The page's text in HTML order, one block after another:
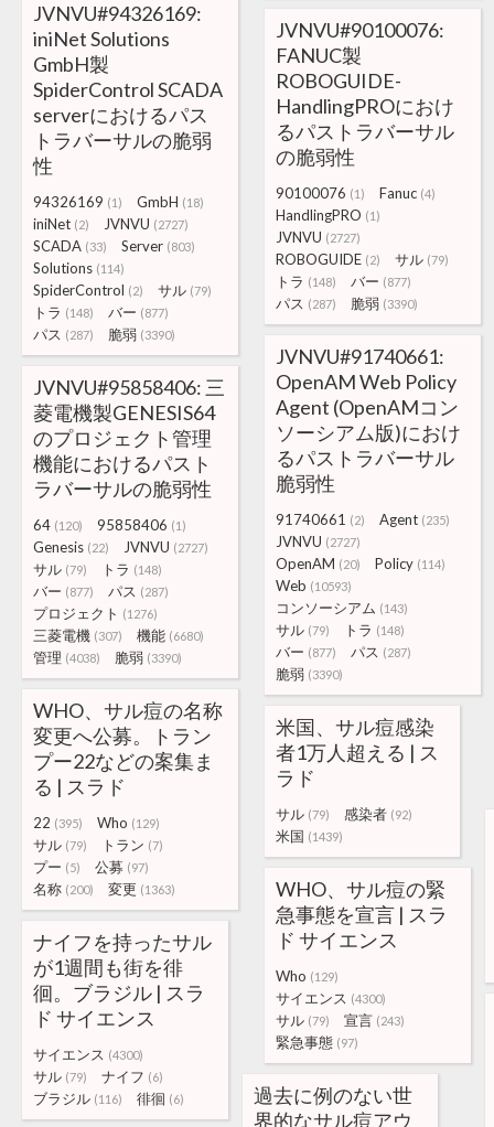
JVNVU#94326169:
iniNet Solutions
GmbH製
SpiderControl SCADA
serverにおけるパス
トラバーサルの脆弱
性
94326169 (1) GmbH (18)
iniNet (2) JVNVU (2727)
SCADA (33) Server (803)
Solutions (114)
SpiderControl (2) サル (79)
トラ (148) バー (877)
パス (287) 脆弱 (3390)
JVNVU#90100076:
FANUC製
ROBOGUIDE-
HandlingPROにおけ
るパストラバーサル
の脆弱性
90100076 (1) Fanuc (4)
HandlingPRO (1)
JVNVU (2727)
ROBOGUIDE (2) サル (79)
トラ (148) バー (877)
パス (287) 脆弱 (3390)
JVNVU#91740661:
OpenAM Web Policy
Agent (OpenAMコン
ソーシアム版)におけ
るパストラバーサル
脆弱性
91740661 (2) Agent (235)
JVNVU (2727)
OpenAM (20) Policy (114)
Web (10593)
コンソーシアム (143)
サル (79) トラ (148)
バー (877) パス (287)
脆弱 (3390)
JVNVU#95858406: 三
菱電機製GENESIS64
のプロジェクト管理
機能におけるパスト
ラバーサルの脆弱性
64 (120) 95858406 (1)
Genesis (22) JVNVU (2727)
サル (79) トラ (148)
バー (877) パス (287)
プロジェクト (1276)
三菱電機 (307) 機能 (6680)
管理 (4038) 脆弱 (3390)
WHO、サル痘の名称
変更へ公募。トラン
プー22などの案集ま
る | スラド
22 (395) Who (129)
サル (79) トラン (7)
プー (5) 公募 (97)
名称 (200) 変更 (1363)
米国、サル痘感染
者1万人超える | ス
ラド
サル (79) 感染者 (92)
米国 (1439)
WHO、サル痘の緊
急事態を宣言 | スラ
ド サイエンス
Who (129)
サイエンス (4300)
サル (79) 宣言 (243)
緊急事態 (97)
ナイフを持ったサル
が1週間も街を徘
徊。ブラジル | スラ
ド サイエンス
サイエンス (4300)
サル (79) ナイフ (6)
ブラジル (116) 徘徊 (6)
過去に例のない世
界的なサル痘アウ